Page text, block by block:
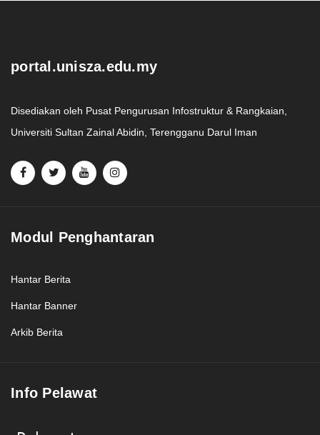
portal.unisza.edu.my
Disediakan oleh Pusat Pengurusan Infostruktur & Rangkaian,
Universiti Sultan Zainal Abidin, Terengganu Darul Iman
Modul Penghantaran
Hantar Berita
Hantar Banner
Arkib Berita
Info Pelawat